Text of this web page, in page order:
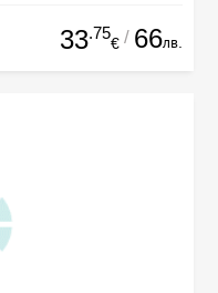
33.75
€ / 66лв.